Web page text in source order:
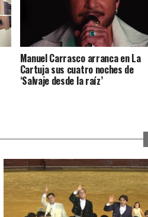
Manuel Carrasco arranca en La
Cartuja sus cuatro noches de
‘Salvaje desde la raíz’